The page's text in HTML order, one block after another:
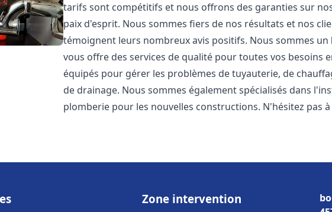
tarifs sont compétitifs et nous offrons des garanties sur
paix d'esprit. Nous sommes fiers de nos résultats et nos
témoignent leurs nombreux avis positifs. Nous sommes un
vous offre des services de qualité pour toutes vos besoins
équipés pour gérer les problèmes de tuyauterie, de
de drainage. Nous sommes également spécialisés dans
plomberie pour les nouvelles constructions. N'hésitez pas
Zone intervention